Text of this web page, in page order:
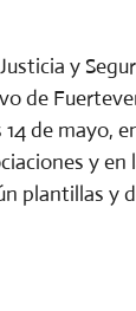
y
de
de mayo,
y
plantillas y